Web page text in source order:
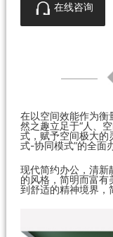
在线咨询
在以空间效能作为衡
然之趣立足于“人、
式，赋予空间极大的
式-协同模式”的全面
现代简约办公，清新
的风格，简明而富有
到舒适的精神境界，